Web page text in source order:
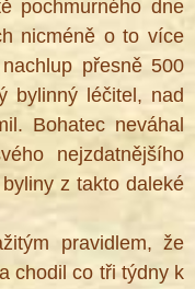
pochmurného dne
nicméně o to více
přesně 500
bylinný léčitel, nad
Bohatec neváhal
nejzdatnějšího
z takto daleké
pravidlem, že
chodil co tři týdny k